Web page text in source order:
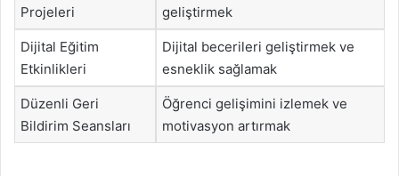
Projeleri
geliştirmek
Dijital Eğitim
Etkinlikleri
Dijital becerileri geliştirmek ve
esneklik sağlamak
Düzenli Geri
Bildirim Seansları
Öğrenci gelişimini izlemek ve
motivasyon artırmak